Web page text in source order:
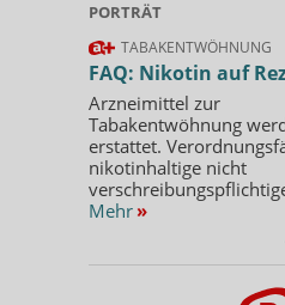
PORTRÄT
TABAKENTWÖHNUNG
FAQ: Nikotin auf
Arzneimittel zur
Tabakentwöhnung
erstattet.
nikotinhaltige nicht
Mehr »